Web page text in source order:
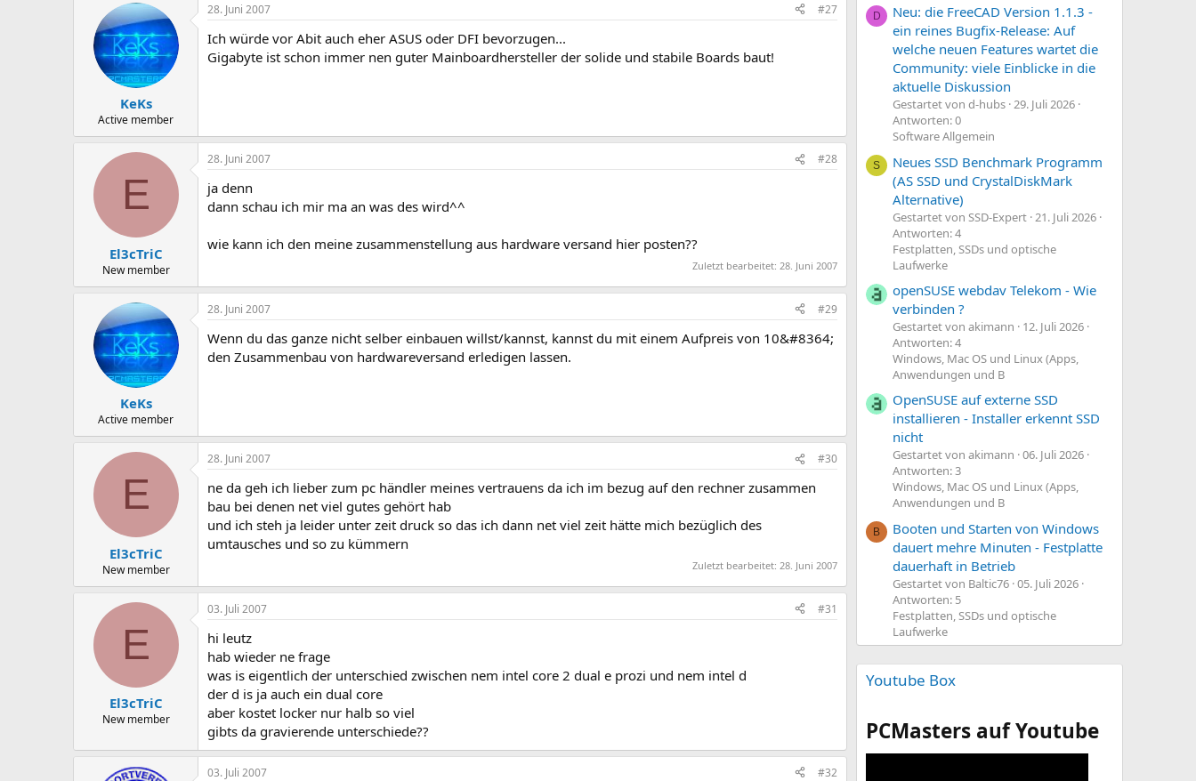
KeKs
Active member
28. Juni 2007 #27
Ich würde vor Abit auch eher ASUS oder DFI bevorzugen...
Gigabyte ist schon immer nen guter Mainboardhersteller der solide und stabile Boards baut!
E
El3cTriC
New member
28. Juni 2007 #28
ja denn
dann schau ich mir ma an was des wird^^
wie kann ich den meine zusammenstellung aus hardware versand hier posten??
Zuletzt bearbeitet: 28. Juni 2007
KeKs
Active member
28. Juni 2007 #29
Wenn du das ganze nicht selber einbauen willst/kannst, kannst du mit einem Aufpreis von 10&#8364;
den Zusammenbau von hardwareversand erledigen lassen.
E
El3cTriC
New member
28. Juni 2007 #30
ne da geh ich lieber zum pc händler meines vertrauens da ich im bezug auf den rechner zusammen
bau bei denen net viel gutes gehört hab
und ich steh ja leider unter zeit druck so das ich dann net viel zeit hätte mich bezüglich des
umtausches und so zu kümmern
Zuletzt bearbeitet: 28. Juni 2007
E
El3cTriC
New member
03. Juli 2007 #31
hi leutz
hab wieder ne frage
was is eigentlich der unterschied zwischen nem intel core 2 dual e prozi und nem intel d
der d is ja auch ein dual core
aber kostet locker nur halb so viel
gibts da gravierende unterschiede??
03. Juli 2007 #32
D
Neu: die FreeCAD Version 1.1.3 -
ein reines Bugfix-Release: Auf
welche neuen Features wartet die
Community: viele Einblicke in die
aktuelle Diskussion
Gestartet von d-hubs 29. Juli 2026
Antworten: 0
Software Allgemein
S
Neues SSD Benchmark Programm
(AS SSD und CrystalDiskMark
Alternative)
Gestartet von SSD-Expert 21. Juli 2026
Antworten: 4
Festplatten, SSDs und optische
Laufwerke
openSUSE webdav Telekom - Wie
verbinden ?
Gestartet von akimann
12. Juli 2026
Antworten: 4
Windows, Mac OS und Linux (Apps,
Anwendungen und B
OpenSUSE auf externe SSD
installieren - Installer erkennt SSD
nicht
Gestartet von akimann 06. Juli 2026
Antworten: 3
Windows, Mac OS und Linux (Apps,
Anwendungen und B
B
Booten und Starten von Windows
dauert mehre Minuten - Festplatte
dauerhaft in Betrieb
Gestartet von Baltic76 05. Juli 2026
Antworten: 5
Festplatten, SSDs und optische
Laufwerke
Youtube Box
PCMasters auf Youtube